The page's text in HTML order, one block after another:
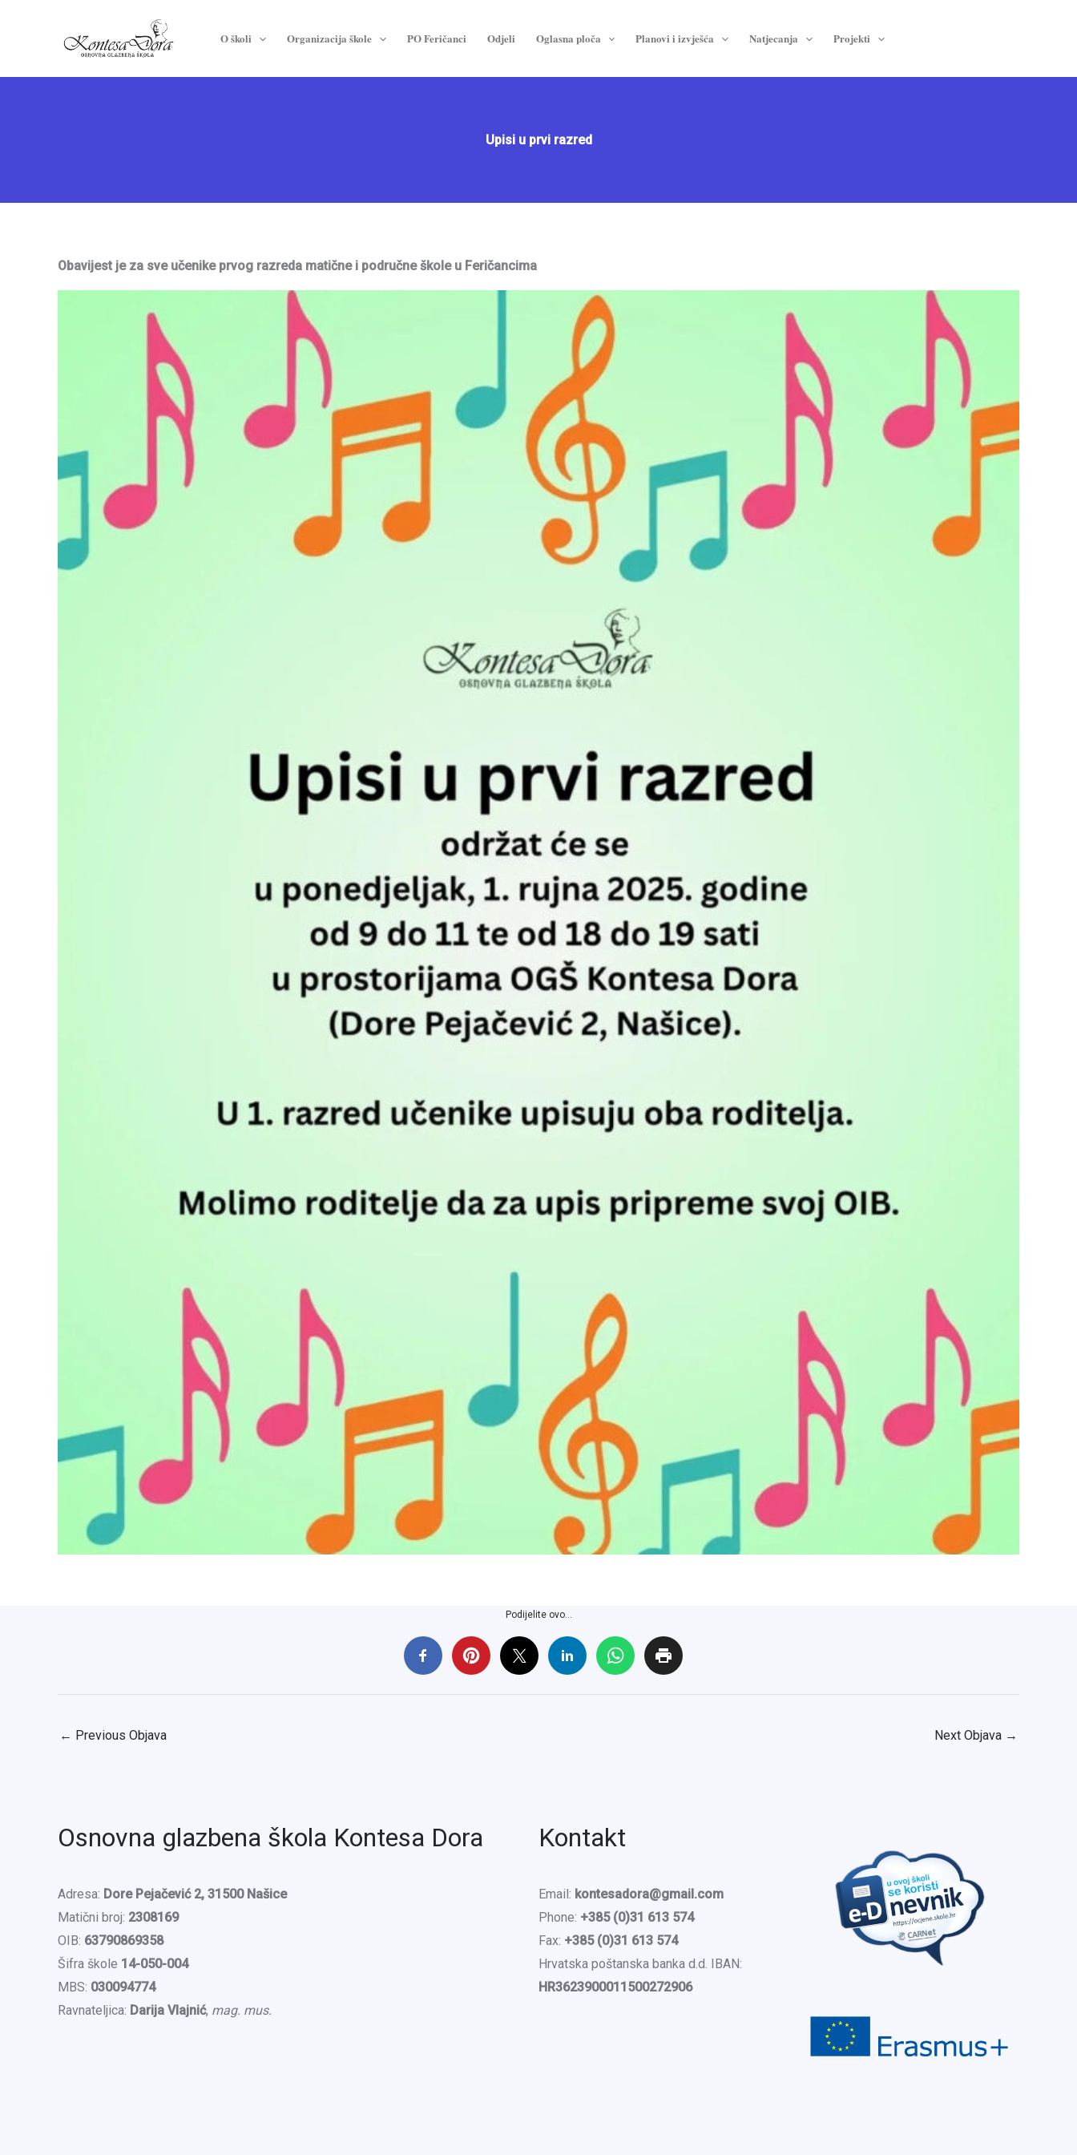
O školi Organizacija škole PO Feričanci Odjeli Oglasna ploča Planovi i izvješća Natjecanja Projekti
Upisi u prvi razred
Obavijest je za sve učenike prvog razreda matične i područne škole u Feričancima
Podijelite ovo...
← Previous Objava Next Objava →
Osnovna glazbena škola Kontesa Dora
Adresa: Dore Pejačević 2, 31500 Našice
Matični broj: 2308169
OIB: 63790869358
Šifra škole 14-050-004
MBS: 030094774
Ravnateljica: Darija Vlajnić, mag. mus.
Kontakt
Email: kontesadora@gmail.com
Phone: +385 (0)31 613 574
Fax: +385 (0)31 613 574
Hrvatska poštanska banka d.d. IBAN:
HR3623900011500272906